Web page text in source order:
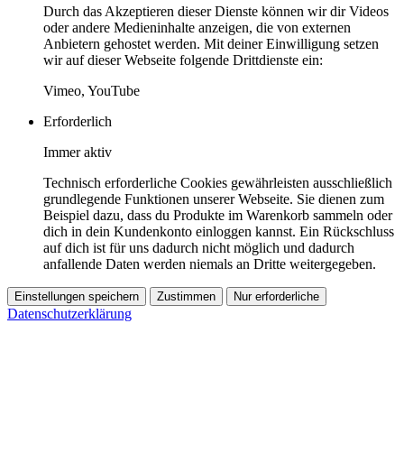
Durch das Akzeptieren dieser Dienste können wir dir Videos
oder andere Medieninhalte anzeigen, die von externen
Anbietern gehostet werden. Mit deiner Einwilligung setzen
wir auf dieser Webseite folgende Drittdienste ein:
Vimeo, YouTube
Erforderlich
Immer aktiv
Technisch erforderliche Cookies gewährleisten ausschließlich
grundlegende Funktionen unserer Webseite. Sie dienen zum
Beispiel dazu, dass du Produkte im Warenkorb sammeln oder
dich in dein Kundenkonto einloggen kannst. Ein Rückschluss
auf dich ist für uns dadurch nicht möglich und dadurch
anfallende Daten werden niemals an Dritte weitergegeben.
Einstellungen speichern Zustimmen Nur erforderliche
Datenschutzerklärung